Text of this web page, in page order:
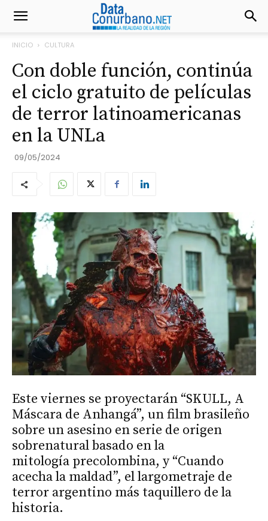
INICIO CULTURA
Con doble función, continúa
el ciclo gratuito de películas
de terror latinoamericanas
en la UNLa
09/05/2024
Este viernes se proyectarán “SKULL, A
Máscara de Anhangá”, un film brasileño
sobre un asesino en serie de origen
sobrenatural basado en la
mitología precolombina, y “Cuando
acecha la maldad”, el largometraje de
terror argentino más taquillero de la
historia.